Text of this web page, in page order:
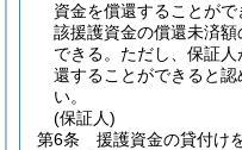
資金を償還することが
該援護資金の償還未済
できる。 ただし、保証
還することができると
い。
(保証人)
第6条
援護資金の貸付け